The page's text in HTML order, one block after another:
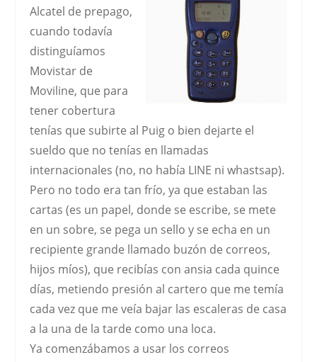
Alcatel de prepago,
cuando todavía
distinguíamos
Movistar de
Moviline, que para
tener cobertura
tenías que subirte al Puig o bien dejarte el
sueldo que no tenías en llamadas
internacionales (no, no había LINE ni whastsap).
Pero no todo era tan frío, ya que estaban las
cartas (es un papel, donde se escribe, se mete
en un sobre, se pega un sello y se echa en un
recipiente grande llamado buzón de correos,
hijos míos), que recibías con ansia cada quince
días, metiendo presión al cartero que me temía
cada vez que me veía bajar las escaleras de casa
a la una de la tarde como una loca.
Ya comenzábamos a usar los correos